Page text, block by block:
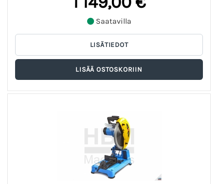
Saatavilla